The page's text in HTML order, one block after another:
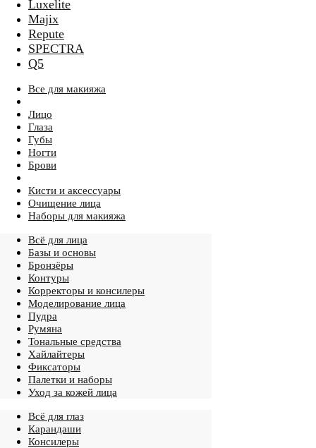
Luxelite
Majix
Repute
SPECTRA
Q5
Все для макияжа
Лицо
Глаза
Губы
Ногти
Брови
Кисти и аксессуары
Очищение лица
Наборы для макияжа
Всё для лица
Базы и основы
Бронзёры
Контуры
Корректоры и консилеры
Моделирование лица
Пудра
Румяна
Тональные средства
Хайлайтеры
Фиксаторы
Палетки и наборы
Уход за кожей лица
Всё для глаз
Карандаши
Консилеры